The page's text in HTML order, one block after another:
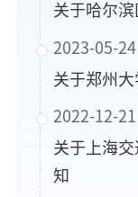
关于哈尔
2023-05-24
关于郑州
2022-12-21
关于上海
知